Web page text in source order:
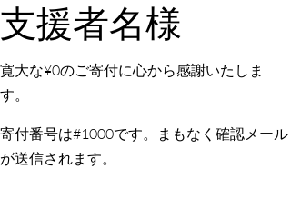
支援者名様
寛大な¥0のご寄付に心から感謝いたしま
す。
寄付番号は#1000です。まもなく確認メール
が送信されます。